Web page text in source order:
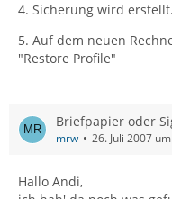
4. Sicherung wird erstellt.
5. Auf dem neuen
"Restore Profile"
Briefpapier oder
mrw 26. Juli 2007
Hallo Andi,